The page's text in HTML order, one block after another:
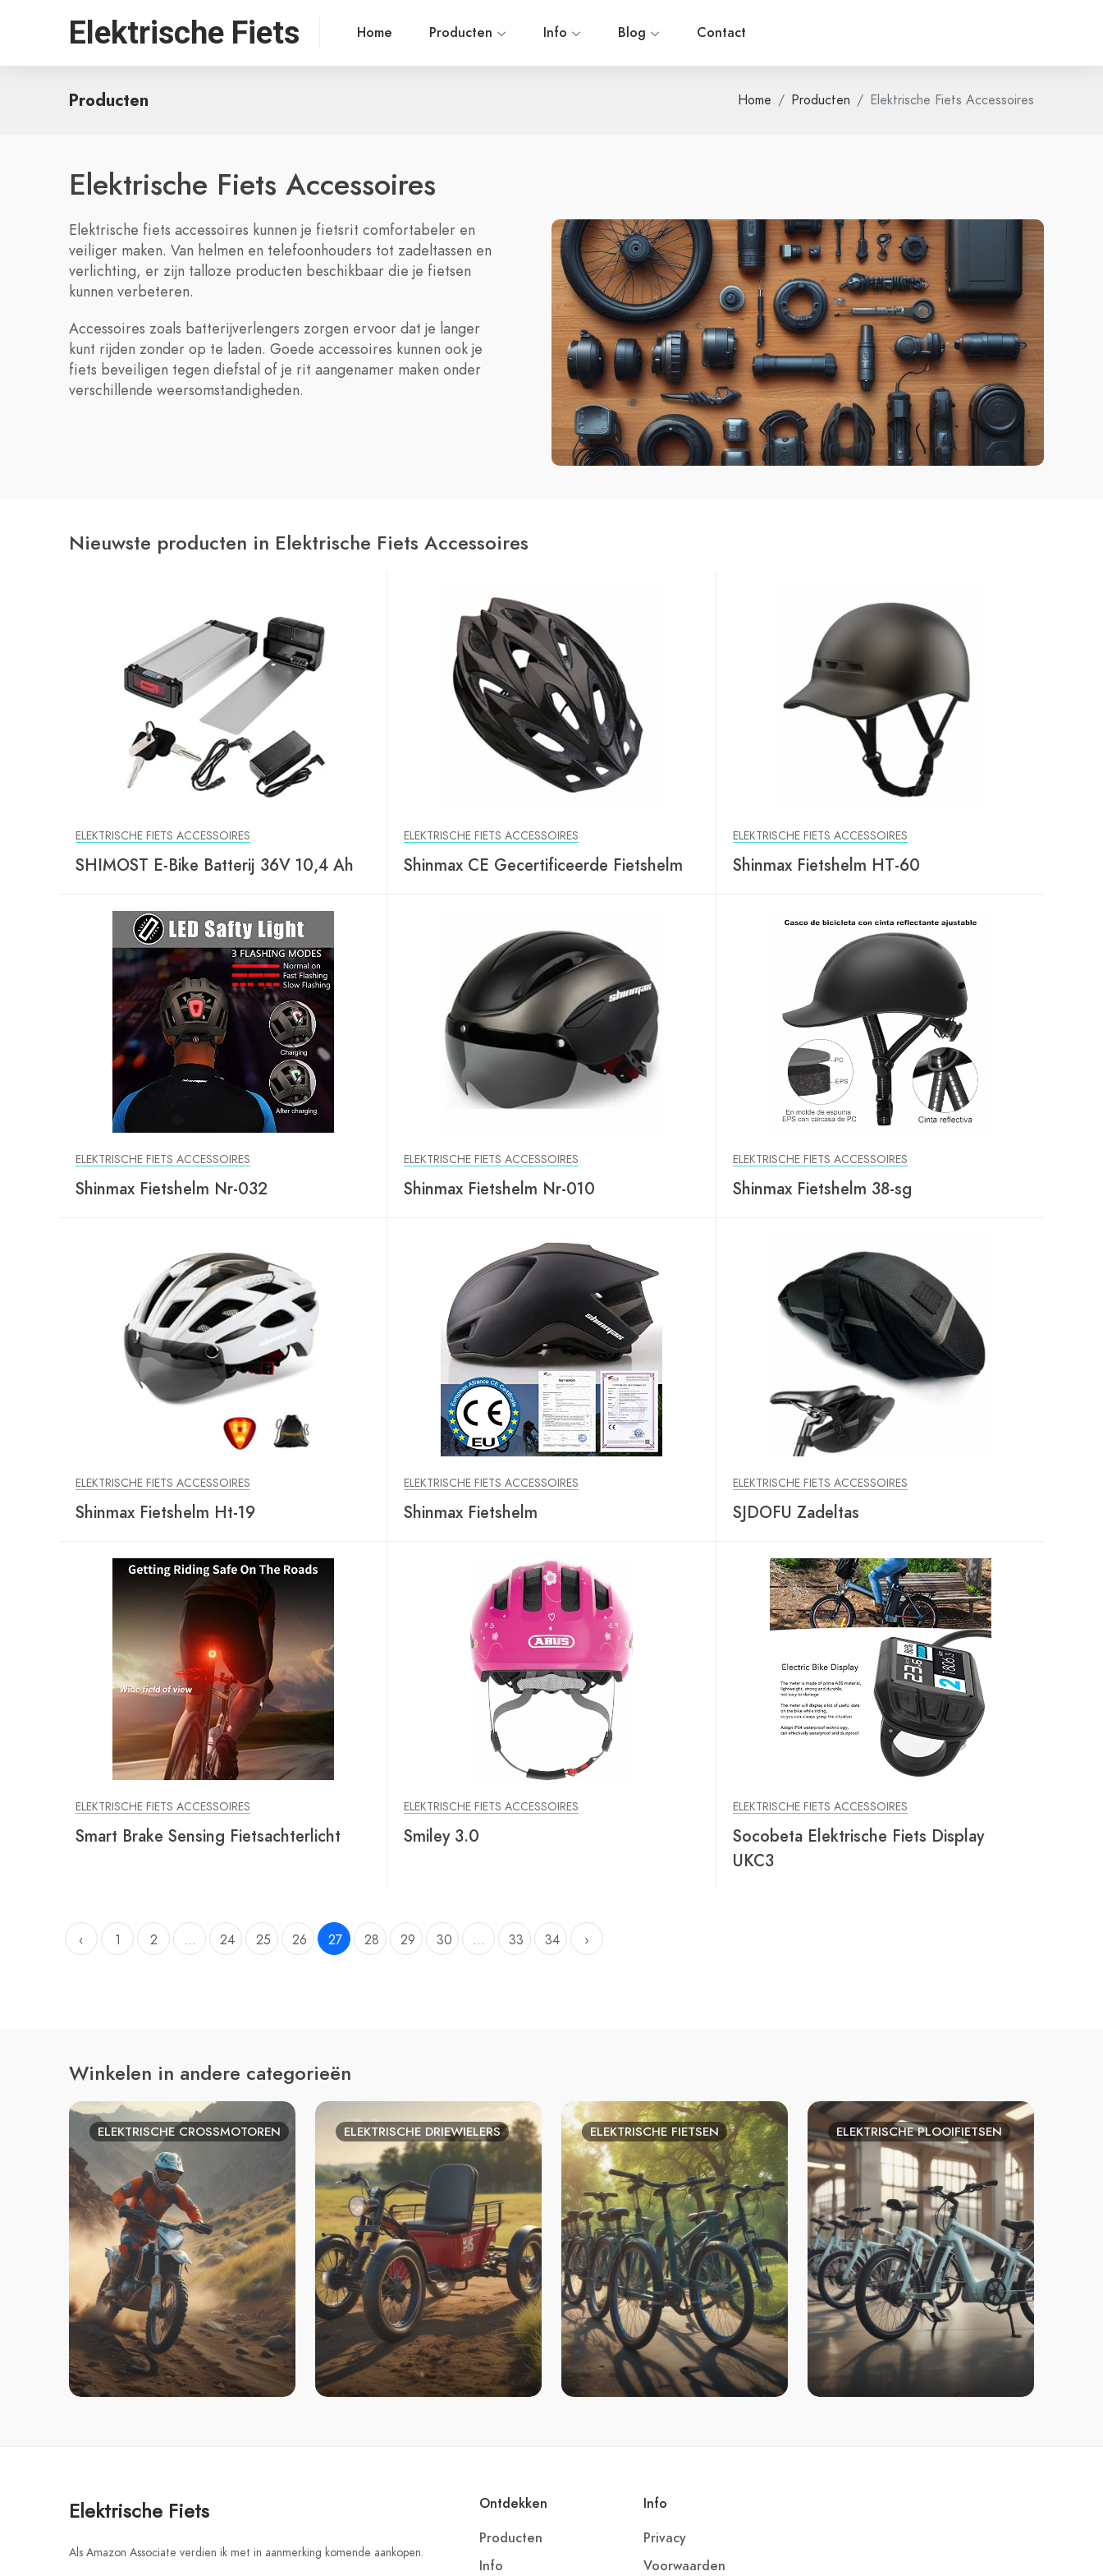
Elektrische Fiets Home Producten Info Blog Contact
Producten Home Producten Elektrische Fiets Accessoires
Elektrische Fiets Accessoires
Elektrische fiets accessoires kunnen je fietsrit comfortabeler en
veiliger maken. Van helmen en telefoonhouders tot zadeltassen en
verlichting, er zijn talloze producten beschikbaar die je fietsen
kunnen verbeteren.
Accessoires zoals batterijverlengers zorgen ervoor dat je langer
kunt rijden zonder op te laden. Goede accessoires kunnen ook je
fiets beveiligen tegen diefstal of je rit aangenamer maken onder
verschillende weersomstandigheden.
Nieuwste producten in Elektrische Fiets Accessoires
ELEKTRISCHE FIETS ACCESSOIRES
SHIMOST E-Bike Batterij 36V 10,4 Ah
ELEKTRISCHE FIETS ACCESSOIRES
Shinmax CE Gecertificeerde Fietshelm
ELEKTRISCHE FIETS ACCESSOIRES
Shinmax Fietshelm HT-60
ELEKTRISCHE FIETS ACCESSOIRES
Shinmax Fietshelm Nr-032
ELEKTRISCHE FIETS ACCESSOIRES
Shinmax Fietshelm Nr-010
ELEKTRISCHE FIETS ACCESSOIRES
Shinmax Fietshelm 38-sg
ELEKTRISCHE FIETS ACCESSOIRES
Shinmax Fietshelm Ht-19
ELEKTRISCHE FIETS ACCESSOIRES
Shinmax Fietshelm
ELEKTRISCHE FIETS ACCESSOIRES
SJDOFU Zadeltas
ELEKTRISCHE FIETS ACCESSOIRES
Smart Brake Sensing Fietsachterlicht
ELEKTRISCHE FIETS ACCESSOIRES
Smiley 3.0
ELEKTRISCHE FIETS ACCESSOIRES
Socobeta Elektrische Fiets Display
UKC3
‹ 1 2 ... 24 25 26 27 28 29 30 ... 33 34 ›
Winkelen in andere categorieën
ELEKTRISCHE CROSSMOTOREN ELEKTRISCHE DRIEWIELERS ELEKTRISCHE FIETSEN ELEKTRISCHE PLOOIFIETSEN
Elektrische Fiets
Als Amazon Associate verdien ik met in aanmerking komende aankopen.
Ontdekken
Producten
Info
Info
Privacy
Voorwaarden